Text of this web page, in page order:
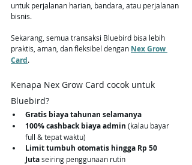
untuk perjalanan harian, bandara, atau perjalanan
bisnis.
Sekarang, semua transaksi Bluebird bisa lebih
praktis, aman, dan fleksibel dengan Nex Grow
Card.
Kenapa Nex Grow Card cocok untuk
Bluebird?
Gratis biaya tahunan selamanya
100% cashback biaya admin (kalau bayar
full & tepat waktu)
Limit tumbuh otomatis hingga Rp 50
Juta seiring penggunaan rutin